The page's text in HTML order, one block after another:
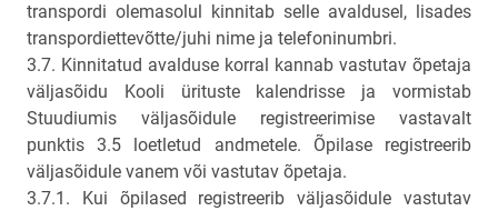
transpordi olemasolul kinnitab selle avaldusel, lisades
transpordiettevõtte/juhi nime ja telefoninumbri.
3.7. Kinnitatud avalduse korral kannab vastutav õpetaja
väljasõidu Kooli ürituste kalendrisse ja vormistab
Stuudiumis väljasõidule registreerimise vastavalt
punktis 3.5 loetletud andmetele. Õpilase registreerib
väljasõidule vanem või vastutav õpetaja.
3.7.1. Kui õpilased registreerib väljasõidule vastutav